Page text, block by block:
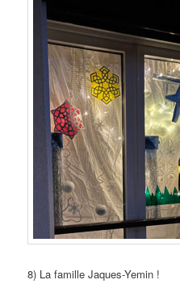
8) La famille Jaques-Yemin !